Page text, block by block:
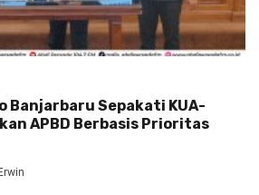
Banjarbaru Sepakati KUA-
APBD Berbasis Prioritas
Erwin